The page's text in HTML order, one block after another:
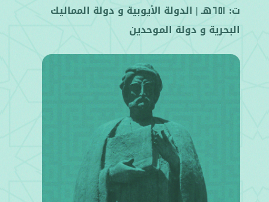
ت:651هـ | الدولة الأيوبية و دولة المماليك
البحرية و دولة الموحدين